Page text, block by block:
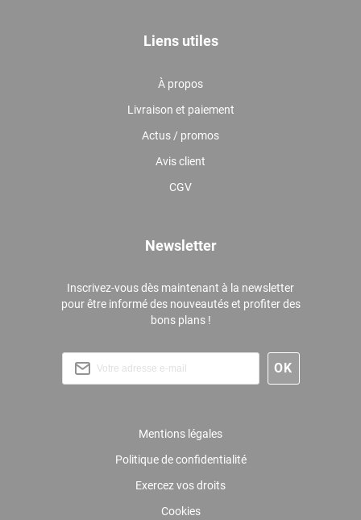
Liens utiles
À propos
Livraison et paiement
Actus / promos
Avis client
CGV
Newsletter
Inscrivez-vous dès maintenant à la newsletter
pour être informé des nouveautés et profiter des
bons plans !
Mentions légales
Politique de confidentialité
Exercez vos droits
Cookies